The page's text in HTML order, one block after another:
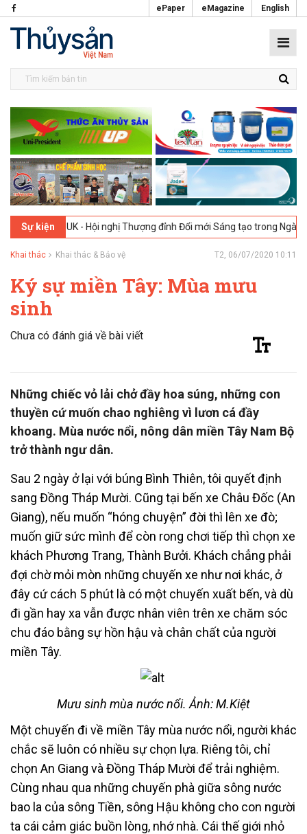
ePaper eMagazine English
Sự kiện
UK - Hội nghị Thượng đỉnh Đổi mới Sáng tạo trong Ngành Thực
Khai thác Khai thác & Bảo vệ T2, 06/07/2020 10:11
Ký sự miền Tây: Mùa mưu
sinh
Chưa có đánh giá về bài viết
Những chiếc vỏ lải chở đầy hoa súng, những con
thuyền cứ muốn chao nghiêng vì lươn cá đầy
khoang. Mùa nước nổi, nông dân miền Tây Nam Bộ
trở thành ngư dân.
Sau 2 ngày ở lại với búng Bình Thiên, tôi quyết định
sang Đồng Tháp Mười. Cũng tại bến xe Châu Đốc (An
Giang), nếu muốn “hóng chuyện” đời thì lên xe đò;
muốn giữ sức mình để còn rong chơi tiếp thì chọn xe
khách Phương Trang, Thành Bưởi. Khách chẳng phải
đợi chờ mỏi mòn những chuyến xe như nơi khác, ở
đây cứ cách 5 phút là có một chuyến xuất bến, và dù
đi gần hay xa vẫn được nhân viên trên xe chăm sóc
chu đáo bằng sự hồn hậu và chân chất của người
miền Tây.
Mưu sinh mùa nước nổi. Ảnh: M.Kiệt
Một chuyến đi về miền Tây mùa nước nổi, người khác
chắc sẽ luôn có nhiều sự chọn lựa. Riêng tôi, chỉ
chọn An Giang và Đồng Tháp Mười để trải nghiệm.
Cùng nhau qua những chuyến phà giữa sông nước
bao la của sông Tiền, sông Hậu không cho con người
ta cái cảm giác buồn lòng, nhớ nhà. Cái thế giới nhỏ